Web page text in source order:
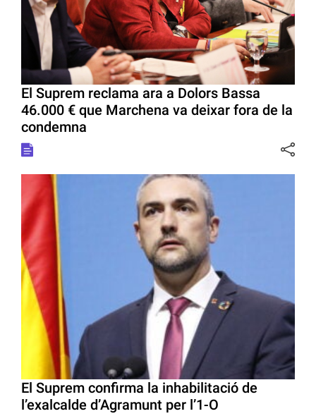
El Suprem reclama ara a Dolors Bassa
46.000 € que Marchena va deixar fora de la
condemna
El Suprem confirma la inhabilitació de
l’exalcalde d’Agramunt per l’1-O